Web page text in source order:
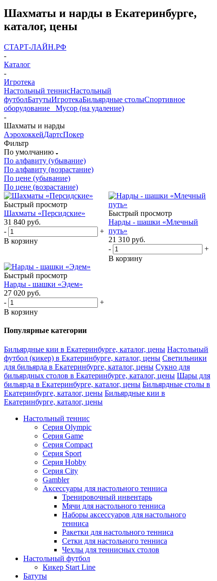
Шахматы и нарды в Екатеринбурге,
каталог, цены
СТАРТ-ЛАЙН.РФ
-
Каталог
-
Игротека
Настольный теннисНастольный
футболБатутыИгротекаБильярдные столыСпортивное
оборудование _ Мусор (на удаление)
-
Шахматы и нарды
АэрохоккейДартсПокер
Фильтр
По умолчанию
По алфавиту (убывание)
По алфавиту (возрастание)
По цене (убывание)
По цене (возрастание)
Быстрый просмотр
Шахматы «Персидские»
31 840 руб.
-
+
В корзину
Быстрый просмотр
Нарды - шашки «Млечный
путь»
21 310 руб.
-
+
В корзину
Быстрый просмотр
Нарды - шашки «Эдем»
27 020 руб.
-
+
В корзину
Популярные категории
Бильярдные кии в Екатеринбурге, каталог, цены Настольный
футбол (кикер) в Екатеринбурге, каталог, цены Светильники
для бильярда в Екатеринбурге, каталог, цены Сукно для
бильярдных столов в Екатеринбурге, каталог, цены Шары для
бильярда в Екатеринбурге, каталог, цены Бильярдные столы в
Екатеринбурге, каталог, цены Бильярдные кии в
Екатеринбурге, каталог, цены
Настольный теннис
Серия Olympic
Серия Game
Серия Compact
Серия Sport
Серия Hobby
Серия City
Gambler
Аксессуары для настольного тенниса
Тренировочный инвентарь
Мячи для настольного тенниса
Наборы аксессуаров для настольного
тенниса
Ракетки для настольного тенниса
Сетки для настольного тенниса
Чехлы для теннисных столов
Настольный футбол
Кикер Start Line
Батуты